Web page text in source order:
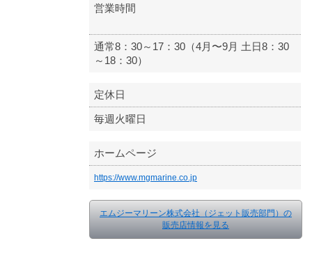
営業時間
通常8：30～17：30（4月〜9月 土日8：30
～18：30）
定休日
毎週火曜日
ホームページ
https://www.mgmarine.co.jp
エムジーマリーン株式会社（ジェット販売部門）の
販売店情報を見る